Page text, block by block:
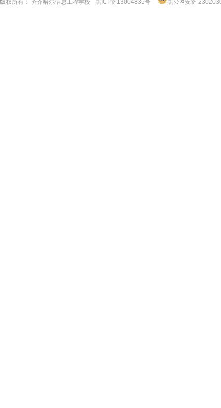
版权所有： 齐齐哈尔信息工程学校 黑ICP备13004835号 黑公网安备